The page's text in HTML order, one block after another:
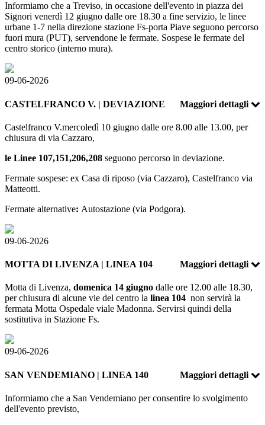
Informiamo che a Treviso, in occasione dell'evento in piazza dei
Signori venerdì 12 giugno dalle ore 18.30 a fine servizio, le linee
urbane 1-7 nella direzione stazione Fs-porta Piave seguono percorso
fuori mura (PUT), servendone le fermate. Sospese le fermate del
centro storico (interno mura).
09-06-2026
CASTELFRANCO V. | DEVIAZIONE Maggiori dettagli
Castelfranco V.mercoledì 10 giugno dalle ore 8.00 alle 13.00, per
chiusura di via Cazzaro,
le Linee 107,151,206,208 seguono percorso in deviazione.
Fermate sospese: ex Casa di riposo (via Cazzaro), Castelfranco via
Matteotti.
Fermate alternative: Autostazione (via Podgora).
09-06-2026
MOTTA DI LIVENZA | LINEA 104 Maggiori dettagli
Motta di Livenza, domenica 14 giugno dalle ore 12.00 alle 18.30,
per chiusura di alcune vie del centro la linea 104 non servirà la
fermata Motta Ospedale viale Madonna. Servirsi quindi della
sostitutiva in Stazione Fs.
09-06-2026
SAN VENDEMIANO | LINEA 140 Maggiori dettagli
Informiamo che a San Vendemiano per consentire lo svolgimento
dell'evento previsto,